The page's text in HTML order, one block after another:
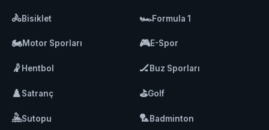
🚴Bisiklet 🏎️Formula 1
🏍️Motor Sporları 🎮E-Spor
🤾 Hentbol 🏒Buz Sporları
♟️Satranç ⛳Golf
🤽Sutopu 🏸Badminton